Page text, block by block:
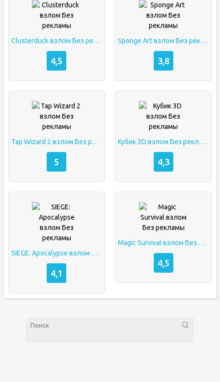
Clusterduck взлом Без рекламы
4,5
Sponge Art взлом Без рекламы
3,8
Tap Wizard 2 взлом Без рекламы
5
Кубик 3D взлом Без рекламы
4,3
SIEGE: Apocalypse взлом Без рекламы
4,1
Magic Survival взлом Без рекламы
4,5